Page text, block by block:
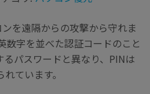
を遠隔からの攻撃から守れま
数字を並べた認証コードのこと
パスワードと異なり、PINは
ています。